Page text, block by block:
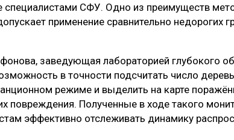
специалистами СФУ. Одно из преимуществ
применение сравнительно недорогих
заведующая лабораторией глубокого
в точности подсчитать число
режиме и выделить на карте
повреждения. Полученные в ходе такого
эффективно отслеживать динамику